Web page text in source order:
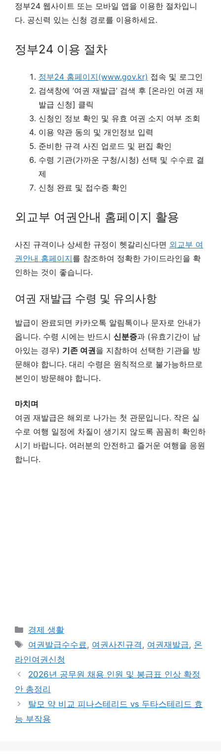
정부24 웹사이트 또는 모바일 앱을 이용한 절차입니
다. 공신력 있는 신청 경로를 이용하세요.
정부24 이용 절차
정부24 홈페이지(www.gov.kr) 접속 및 로그인
검색창에 ‘여권 재발급’ 검색 후 [온라인 여권 재
발급 신청] 클릭
신청인 정보 확인 및 유효 여권 소지 여부 조회
이용 약관 동의 및 개인정보 입력
준비한 규격 사진 업로드 및 편집 확인
수령 기관(가까운 구청/시청) 선택 및 수수료 결
제
신청 완료 및 접수증 확인
외교부 여권안내 홈페이지 활용
사진 규격이나 상세한 규정이 헷갈리신다면 외교부 여
권안내 홈페이지를 참조하여 정확한 가이드라인을 확
인하는 것이 좋습니다.
여권 재발급 수령 및 유의사항
발급이 완료되면 카카오톡 알림톡이나 문자로 안내가
옵니다. 수령 시에는 반드시 신분증과 (유효기간이 남
아있는 경우) 기존 여권을 지참하여 선택한 기관을 방
문해야 합니다. 대리 수령은 원칙적으로 불가능하므로
본인이 방문해야 합니다.
마치며
여권 재발급은 해외로 나가는 첫 관문입니다. 작은 실
수로 여행 일정에 차질이 생기지 않도록 꼼꼼히 확인하
시기 바랍니다. 여러분의 안전하고 즐거운 여행을 응원
합니다.
카
테
고
리
경제 생활
태
그
여권발급수수료 , 여권사진규격 , 여권재발급, 온
라인여권신청
2026년 공무원 채용 인원 및 봉급표 인상 확정
안 총정리
탈모 약 비교 피나스테리드 vs 두타스테리드 효
능 부작용